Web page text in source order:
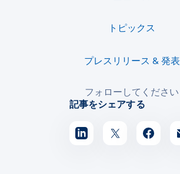
トピックス
プレスリリース & 発表
フォローしてください
記事をシェアする